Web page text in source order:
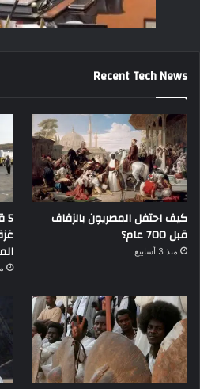
Recent Tech News
كيف احتفل المصريون بالزفاف
قبل 700 عام؟
منذ 3 أسابيع